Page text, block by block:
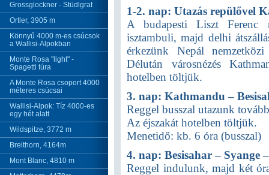
Grossglockner - Stüdlgrat
Ortler, 3905 m
Könnyű 4000 m-es csúcsok
a Wallisi-Alpokban
Monte Rosa "light" -
Spagetti túra
A Monte Rosa csoport 4000
méteres csúcsai
Wallisi-Alpok: Tíz 4000-es
egy hét alatt
Wildspitze, 3772 m
Breithorn, 4164m
Mont Blanc, 4810 m
1-2. nap: Utazás repülővel
A budapesti Liszt Ferenc
isztambuli, majd delhi
érkezünk Nepál
Délután városnézés
hotelben töltjük.
3. nap: Kathmandu –
Reggel busszal utazunk
Az éjszakát hotelben töltjük.
Menetidő: kb. 6 óra (busszal)
4. nap: Besisahar – Syange
Reggel indulunk, majd két